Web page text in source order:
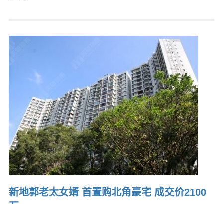
新地郭老太女婿 首置购北角豪宅 成交价2100